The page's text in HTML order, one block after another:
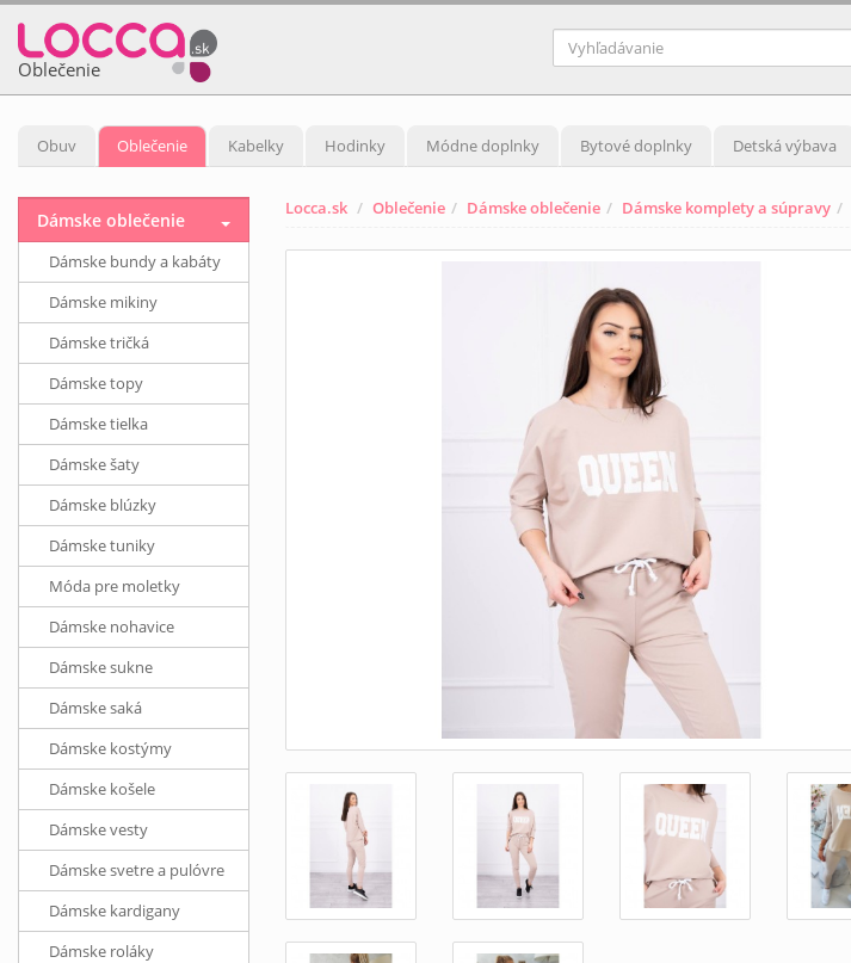
Oblečenie
Obuv Oblečenie Kabelky Hodinky Módne doplnky Bytové doplnky Detská výbava
Locca.sk Oblečenie Dámske oblečenie Dámske komplety a súpravy
Dámske oblečenie
Dámske bundy a kabáty
Dámske mikiny
Dámske tričká
Dámske topy
Dámske tielka
Dámske šaty
Dámske blúzky
Dámske tuniky
Móda pre moletky
Dámske nohavice
Dámske sukne
Dámske saká
Dámske kostýmy
Dámske košele
Dámske vesty
Dámske svetre a pulóvre
Dámske kardigany
Dámske roláky